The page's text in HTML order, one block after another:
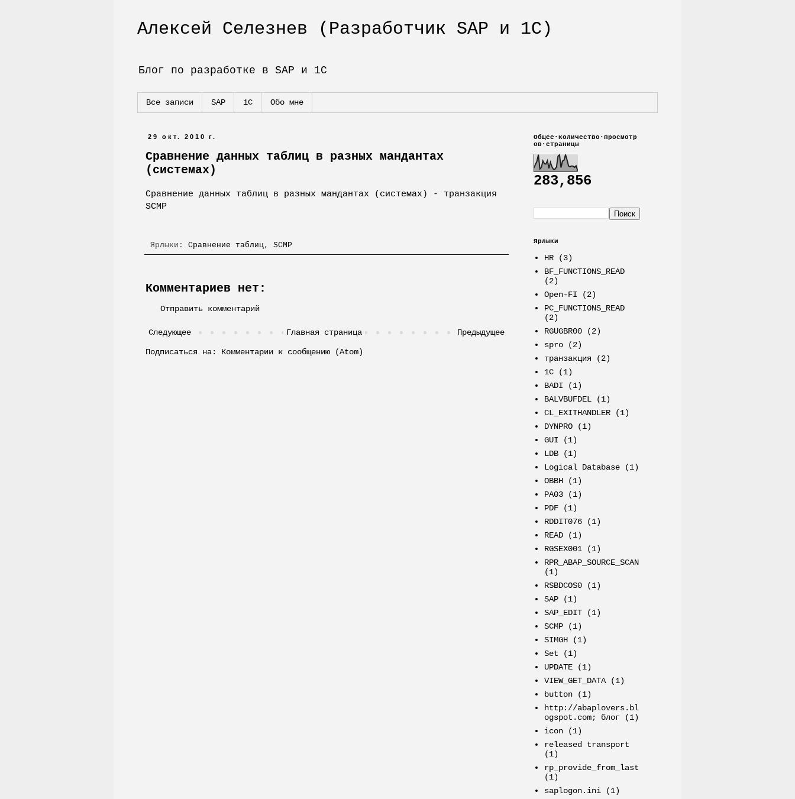
Алексей Селезнев (Разработчик SAP и 1С)
Блог по разработке в SAP и 1С
Все записи SAP 1С Обо мне
29 окт. 2010 г.
Сравнение данных таблиц в разных мандантах
(системах)
Сравнение данных таблиц в разных мандантах (системах) - транзакция
SCMP
Ярлыки: Сравнение таблиц, SCMP
Комментариев нет:
Отправить комментарий
Следующее Предыдущее
Главная страница
Подписаться на: Комментарии к сообщению (Atom)
Общее·количество·просмотр
ов·страницы
283,856
Ярлыки
HR
(3)
BF_FUNCTIONS_READ
(2)
Open-FI
(2)
PC_FUNCTIONS_READ
(2)
RGUGBR00
(2)
spro
(2)
транзакция
(2)
1C
(1)
BADI
(1)
BALVBUFDEL
(1)
CL_EXITHANDLER
(1)
DYNPRO
(1)
GUI
(1)
LDB
(1)
Logical Database
(1)
OBBH
(1)
PA03
(1)
PDF
(1)
RDDIT076
(1)
READ
(1)
RGSEX001
(1)
RPR_ABAP_SOURCE_SCAN
(1)
RSBDCOS0
(1)
SAP
(1)
SAP_EDIT
(1)
SCMP
(1)
SIMGH
(1)
Set
(1)
UPDATE
(1)
VIEW_GET_DATA
(1)
button
(1)
http://abaplovers.bl
ogspot.com; блог
(1)
icon
(1)
released transport
(1)
rp_provide_from_last
(1)
saplogon.ini
(1)